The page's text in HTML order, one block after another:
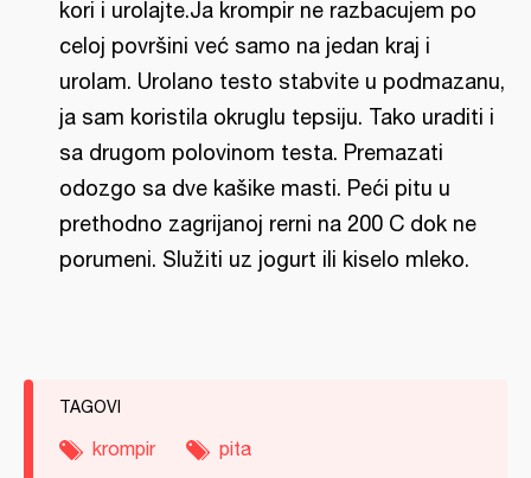
kori i urolajte.Ja krompir ne razbacujem po
celoj površini već samo na jedan kraj i
urolam. Urolano testo stabvite u podmazanu,
ja sam koristila okruglu tepsiju. Tako uraditi i
sa drugom polovinom testa. Premazati
odozgo sa dve kašike masti. Peći pitu u
prethodno zagrijanoj rerni na 200 C dok ne
porumeni. Služiti uz jogurt ili kiselo mleko.
TAGOVI
krompir pita